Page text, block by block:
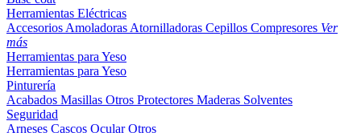
Herramientas Eléctricas
Accesorios Amoladoras Atornilladoras Cepillos Compresores Ver
más
Herramientas para Yeso
Herramientas para Yeso
Pinturería
Acabados Masillas Otros Protectores Maderas Solventes
Seguridad
Arneses Cascos OcularOtros